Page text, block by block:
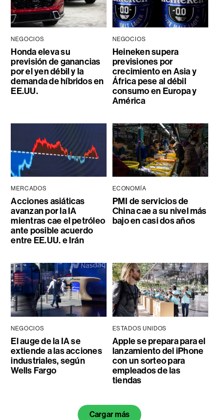
NEGOCIOS
Honda eleva su
previsión de ganancias
por el yen débil y la
demanda de híbridos en
EE.UU.
NEGOCIOS
Heineken supera
previsiones por
crecimiento en Asia y
África pese al débil
consumo en Europa y
América
MERCADOS
Acciones asiáticas
avanzan por la IA
mientras cae el petróleo
ante posible acuerdo
entre EE.UU. e Irán
ECONOMÍA
PMI de servicios de
China cae a su nivel más
bajo en casi dos años
NEGOCIOS
El auge de la IA se
extiende a las acciones
industriales, según
Wells Fargo
ESTADOS UNIDOS
Apple se prepara para el
lanzamiento del iPhone
con un sorteo para
empleados de las
tiendas
Cargar más